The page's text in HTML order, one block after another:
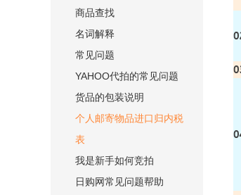
商品查找
名词解释
常见问题
YAHOO代拍的常见问题
货品的包装说明
个人邮寄物品进口归内税
表
我是新手如何竞拍
日购网常见问题帮助